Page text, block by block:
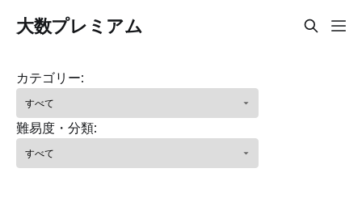
大数プレミアム
カテゴリー:
難易度・分類: